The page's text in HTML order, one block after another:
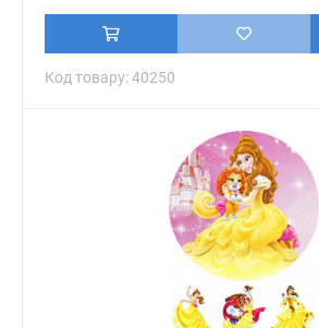
Код товару: 40250